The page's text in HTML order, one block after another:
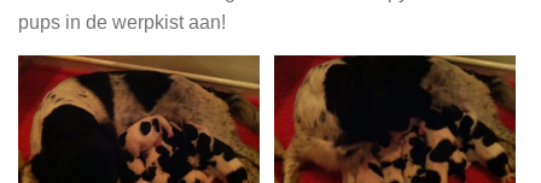
pups in de werpkist aan!